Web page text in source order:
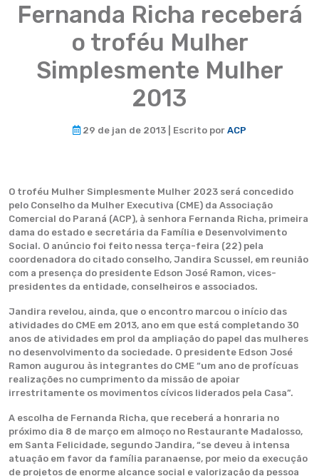
Fernanda Richa receberá
o troféu Mulher
Simplesmente Mulher
2013
29 de jan de 2013 | Escrito por ACP
O troféu Mulher Simplesmente Mulher 2023 será concedido
pelo Conselho da Mulher Executiva (CME) da Associação
Comercial do Paraná (ACP), à senhora Fernanda Richa, primeira
dama do estado e secretária da Família e Desenvolvimento
Social. O anúncio foi feito nessa terça-feira (22) pela
coordenadora do citado conselho, Jandira Scussel, em reunião
com a presença do presidente Edson José Ramon, vices-
presidentes da entidade, conselheiros e associados.
Jandira revelou, ainda, que o encontro marcou o início das
atividades do CME em 2013, ano em que está completando 30
anos de atividades em prol da ampliação do papel das mulheres
no desenvolvimento da sociedade. O presidente Edson José
Ramon augurou às integrantes do CME “um ano de profícuas
realizações no cumprimento da missão de apoiar
irrestritamente os movimentos cívicos liderados pela Casa”.
A escolha de Fernanda Richa, que receberá a honraria no
próximo dia 8 de março em almoço no Restaurante Madalosso,
em Santa Felicidade, segundo Jandira, “se deveu à intensa
atuação em favor da família paranaense, por meio da execução
de projetos de enorme alcance social e valorização da pessoa